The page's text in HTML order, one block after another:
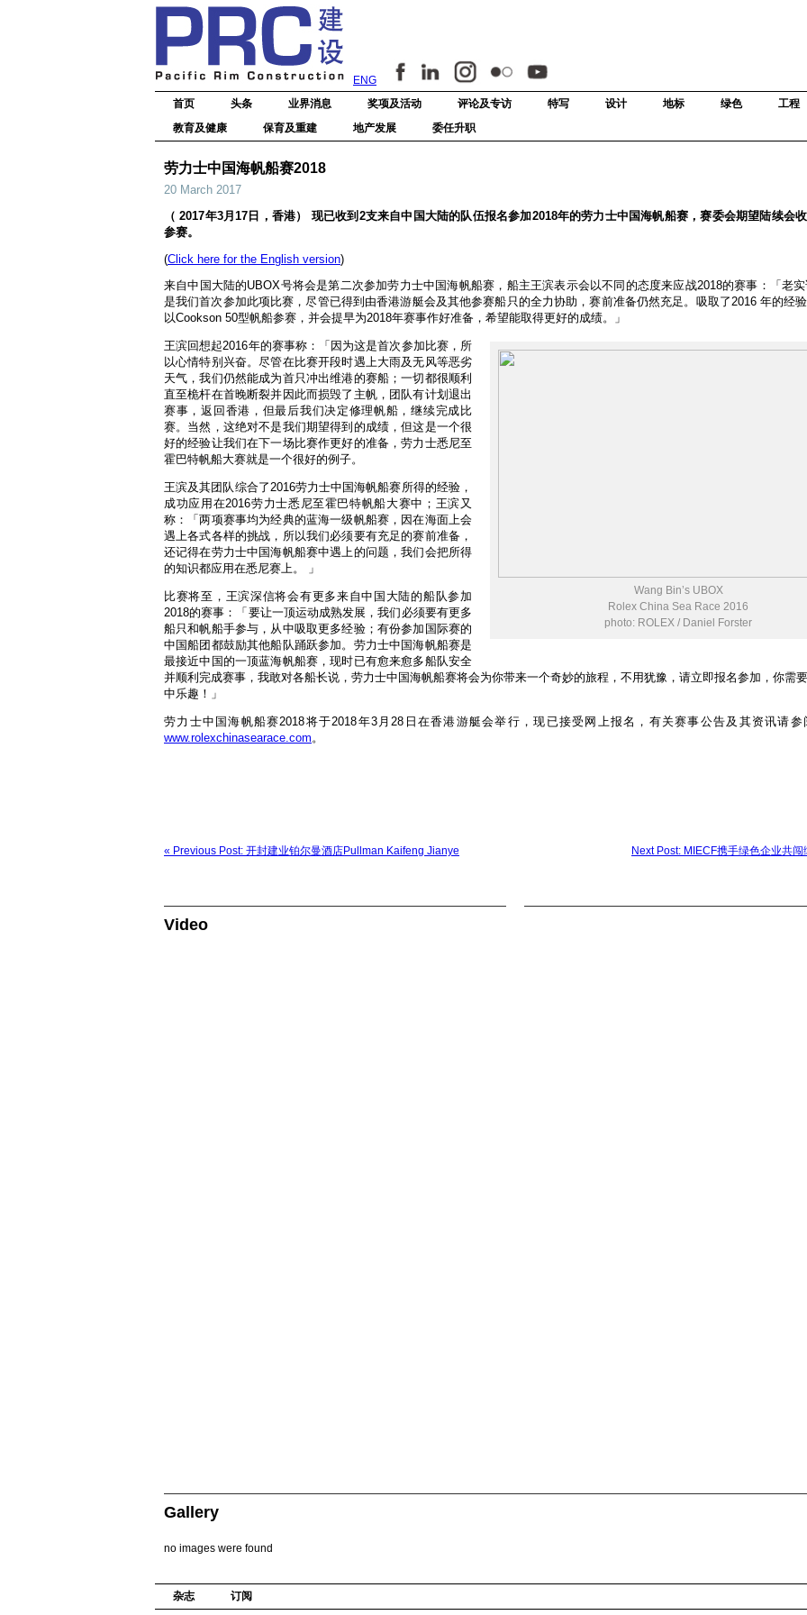
ENG
首页 头条 业界消息 奖项及活动 评论及专访 特写 设计 地标 绿色 工程
教育及健康
保育及重建 地产发展 委任升职
劳力士中国海帆船赛2018
20 March 2017
（ 2017年3月17日，香港） 现已收到2支来自中国大陆的队伍报名参加2018年的劳力士中国海帆船赛，赛委会期望陆续会
参赛。
(Click here for the English version)
来自中国大陆的UBOX号将会是第二次参加劳力士中国海帆船赛，船主王滨表示会以不同的态度来应战2018的赛事：「老
是我们首次参加此项比赛，尽管已得到由香港游艇会及其他参赛船只的全力协助，赛前准备仍然充足。吸取了2016 年的经
以Cookson 50型帆船参赛，并会提早为2018年赛事作好准备，希望能取得更好的成绩。」
Wang Bin’s UBOX
Rolex China Sea Race 2016
photo: ROLEX / Daniel Forster
王滨回想起2016年的赛事称：「因为这是首次参加比赛，所
以心情特别兴奋。尽管在比赛开段时遇上大雨及无风等恶劣
天气，我们仍然能成为首只冲出维港的赛船；一切都很顺利
直至桅杆在首晚断裂并因此而损毁了主帆，团队有计划退出
赛事，返回香港，但最后我们决定修理帆船，继续完成比
赛。当然，这绝对不是我们期望得到的成绩，但这是一个很
好的经验让我们在下一场比赛作更好的准备，劳力士悉尼至
霍巴特帆船大赛就是一个很好的例子。
王滨及其团队综合了2016劳力士中国海帆船赛所得的经验，
成功应用在2016劳力士悉尼至霍巴特帆船大赛中；王滨又
称：「两项赛事均为经典的蓝海一级帆船赛，因在海面上会
遇上各式各样的挑战，所以我们必须要有充足的赛前准备，
还记得在劳力士中国海帆船赛中遇上的问题，我们会把所得
的知识都应用在悉尼赛上。 」
比赛将至，王滨深信将会有更多来自中国大陆的船队参加
2018的赛事：「要让一顶运动成熟发展，我们必须要有更多
船只和帆船手参与，从中吸取更多经验；有份参加国际赛的
中国船团都鼓励其他船队踊跃参加。劳力士中国海帆船赛是
最接近中国的一顶蓝海帆船赛，现时已有愈来愈多船队安全
并顺利完成赛事，我敢对各船长说，劳力士中国海帆船赛将会为你带来一个奇妙的旅程，不用犹豫，请立即报名参加，你需
中乐趣！」
劳力士中国海帆船赛2018将于2018年3月28日在香港游艇会举行，现已接受网上报名，有关赛事公告及其资讯请参
www.rolexchinasearace.com。
« Previous Post: 开封建业铂尔曼酒店Pullman Kaifeng Jianye Next Post: MIECF携手绿色企业共
Video
Gallery
no images were found
杂志 订阅